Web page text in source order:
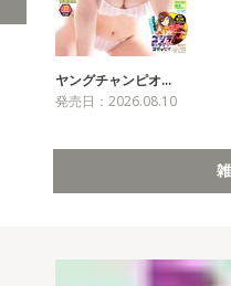
ヤングチャンピオ…
発売日：2026.08.10